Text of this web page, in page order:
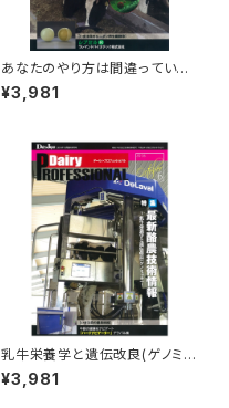
あなたのやり方は間違っている?
～正しい技術で牛も人もコンフ
ォータブル～
¥3,981
乳牛栄養学と遺伝改良(ゲノミッ
ク)
Dairy PROFESSIONA
¥3,981